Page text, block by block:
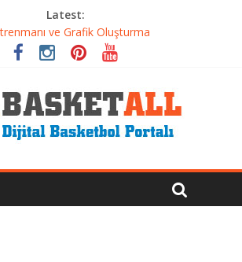
Latest:
ve Grafik Oluşturma
Top Sürme Sanatının Dramatik Evrimi
Takımı: Gerçek Şampiyon Kim?
Performansı Artıran Bilimsel